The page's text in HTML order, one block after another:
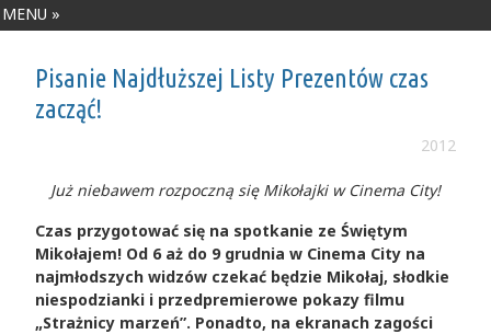
MENU »
Pisanie Najdłuższej Listy Prezentów czas
zacząć!
2012
Już niebawem rozpoczną się Mikołajki w Cinema City!
Czas przygotować się na spotkanie ze Świętym
Mikołajem! Od 6 aż do 9 grudnia w Cinema City na
najmłodszych widzów czekać będzie Mikołaj, słodkie
niespodzianki i przedpremierowe pokazy filmu
„Strażnicy marzeń”. Ponadto, na ekranach zagości